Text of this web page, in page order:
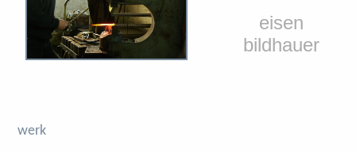
eisen
bildhauer
werk